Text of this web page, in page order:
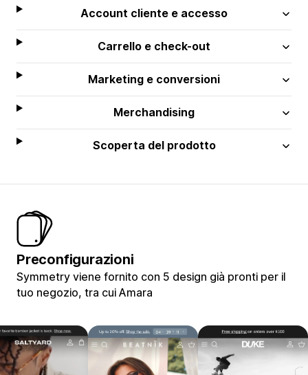
Account cliente e accesso
Carrello e check-out
Marketing e conversioni
Merchandising
Scoperta del prodotto
Preconfigurazioni
Symmetry viene fornito con 5 design già pronti per il
tuo negozio, tra cui Amara